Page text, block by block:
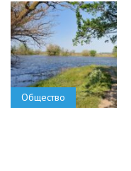
Общество